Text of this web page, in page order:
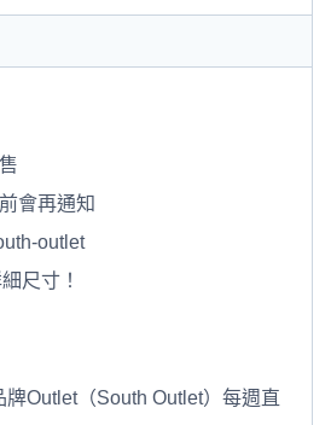
會再通知
outlet
尺寸！
牌Outlet（South Outlet）每週直